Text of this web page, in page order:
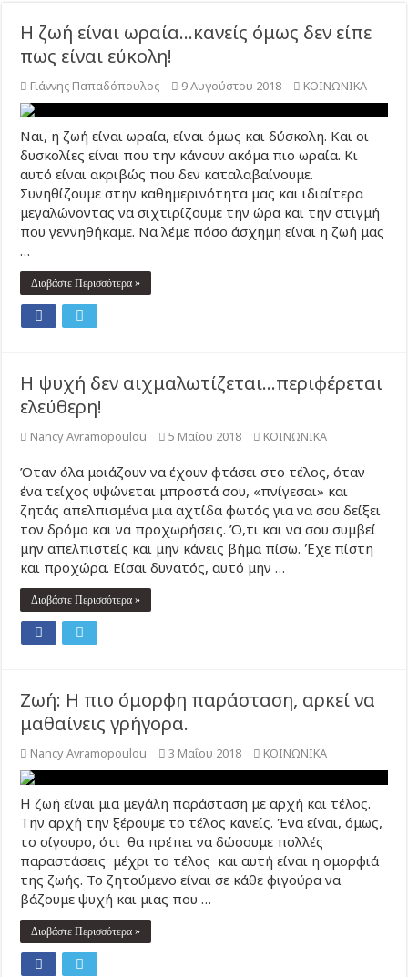
Η ζωή είναι ωραία…κανείς όμως δεν είπε
πως είναι εύκολη!
Γιάννης Παπαδόπουλος 9 Αυγούστου 2018 ΚΟΙΝΩΝΙΚΑ
Ναι, η ζωή είναι ωραία, είναι όμως και δύσκολη. Και οι
δυσκολίες είναι που την κάνουν ακόμα πιο ωραία. Κι
αυτό είναι ακριβώς που δεν καταλαβαίνουμε.
Συνηθίζουμε στην καθημερινότητα μας και ιδιαίτερα
μεγαλώνοντας να σιχτιρίζουμε την ώρα και την στιγμή
που γεννηθήκαμε. Να λέμε πόσο άσχημη είναι η ζωή μας
…
Διαβάστε Περισσότερα »
Η ψυχή δεν αιχμαλωτίζεται…περιφέρεται
ελεύθερη!
Nancy Avramopoulou 5 Μαΐου 2018 ΚΟΙΝΩΝΙΚΑ
Όταν όλα μοιάζουν να έχουν φτάσει στο τέλος, όταν
ένα τείχος υψώνεται μπροστά σου, «πνίγεσαι» και
ζητάς απελπισμένα μια αχτίδα φωτός για να σου δείξει
τον δρόμο και να προχωρήσεις. Ό,τι και να σου συμβεί
μην απελπιστείς και μην κάνεις βήμα πίσω. Έχε πίστη
και προχώρα. Είσαι δυνατός, αυτό μην …
Διαβάστε Περισσότερα »
Ζωή: Η πιο όμορφη παράσταση, αρκεί να
μαθαίνεις γρήγορα.
Nancy Avramopoulou 3 Μαΐου 2018 ΚΟΙΝΩΝΙΚΑ
Η ζωή είναι μια μεγάλη παράσταση με αρχή και τέλος.
Την αρχή την ξέρουμε το τέλος κανείς. Ένα είναι, όμως,
το σίγουρο, ότι θα πρέπει να δώσουμε πολλές
παραστάσεις μέχρι το τέλος και αυτή είναι η ομορφιά
της ζωής. Το ζητούμενο είναι σε κάθε φιγούρα να
βάζουμε ψυχή και μιας που …
Διαβάστε Περισσότερα »